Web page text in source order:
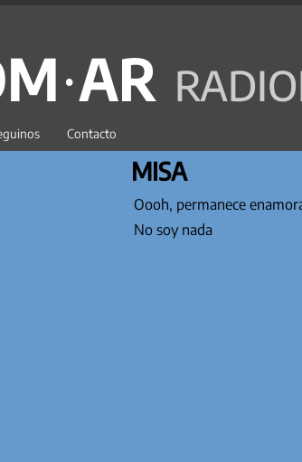
Contacto
MISA
Oooh, permanece
No soy nada